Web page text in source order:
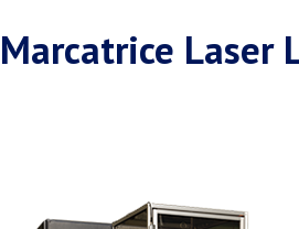
Marcatrice Laser